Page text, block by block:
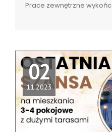
Prace zewnętrzne
02
11.2023